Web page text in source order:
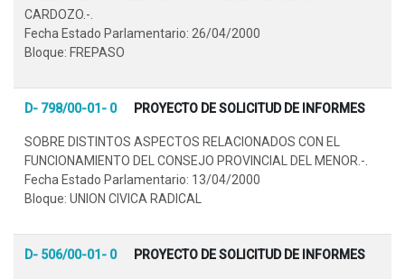
CARDOZO.-.
Fecha Estado Parlamentario: 26/04/2000
Bloque: FREPASO
D- 798/00-01- 0 PROYECTO DE SOLICITUD DE INFORMES
SOBRE DISTINTOS ASPECTOS RELACIONADOS CON EL
FUNCIONAMIENTO DEL CONSEJO PROVINCIAL DEL MENOR.-.
Fecha Estado Parlamentario: 13/04/2000
Bloque: UNION CIVICA RADICAL
D- 506/00-01- 0 PROYECTO DE SOLICITUD DE INFORMES